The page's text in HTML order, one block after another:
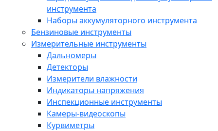
инструмента
Наборы аккумуляторного инструмента
Бензиновые инструменты
Измерительные инструменты
Дальномеры
Детекторы
Измерители влажности
Индикаторы напряжения
Инспекционные инструменты
Камеры-видеоскопы
Курвиметры